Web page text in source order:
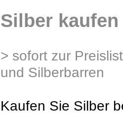
Silber kaufen
> sofort zur
und Silberbarren
Kaufen Sie Silber